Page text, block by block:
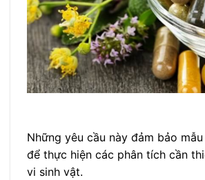
Những yêu cầu này đảm bảo
để thực hiện các phân tích cần
vi sinh vật.